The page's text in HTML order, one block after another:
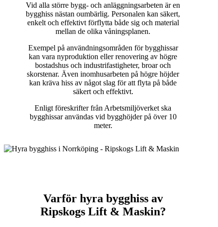
Vid alla större bygg- och anläggningsarbeten är en
bygghiss nästan oumbärlig. Personalen kan säkert,
enkelt och effektivt förflytta både sig och material
mellan de olika våningsplanen.
Exempel på användningsområden för bygghissar
kan vara nyproduktion eller renovering av högre
bostadshus och industrifastigheter, broar och
skorstenar. Även inomhusarbeten på högre höjder
kan kräva hiss av något slag för att flyta på både
säkert och effektivt.
Enligt föreskrifter från Arbetsmiljöverket ska
bygghissar användas vid bygghöjder på över 10
meter.
Varför hyra bygghiss av
Ripskogs Lift & Maskin?